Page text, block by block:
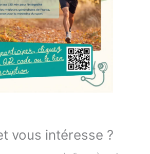
vous intéresse ?